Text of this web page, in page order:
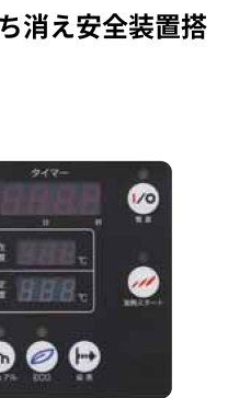
消え安全装置搭